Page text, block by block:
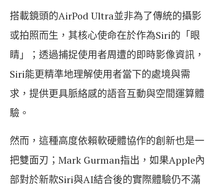
搭載鏡頭的AirPod Ultra並非為了傳統的攝影
或拍照而生，其核心使命在於作為Siri的「眼
睛」；透過捕捉使用者周遭的即時影像資訊，
Siri能更精準地理解使用者當下的處境與需
求，提供更具脈絡感的語音互動與空間運算體
驗。
然而，這種高度依賴軟硬體協作的創新也是一
把雙面刃；Mark Gurman指出，如果Apple內
部對於新款Siri與AI結合後的實際體驗仍不滿